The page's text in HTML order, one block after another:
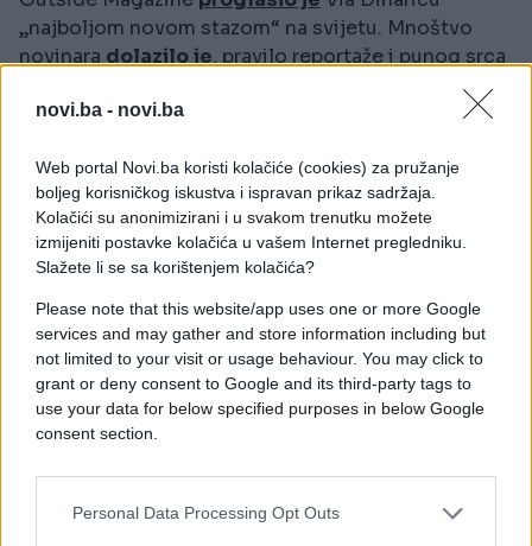
novi.ba - novi.ba
Web portal Novi.ba koristi kolačiće (cookies) za pružanje
boljeg korisničkog iskustva i ispravan prikaz sadržaja.
Kolačići su anonimizirani i u svakom trenutku možete
izmijeniti postavke kolačića u vašem Internet pregledniku.
Slažete li se sa korištenjem kolačića?
Please note that this website/app uses one or more Google
services and may gather and store information including but
not limited to your visit or usage behaviour. You may click to
grant or deny consent to Google and its third-party tags to
use your data for below specified purposes in below Google
consent section.
Personal Data Processing Opt Outs
„najboljom novom stazom“ na svijetu. Mnoštvo
novinaradolazilo je, pravilo reportaže i punog srca
se vraćalo u svoje matične zemlje. O turistima i
putnicima-namjernicima koje nerijetko sretnem u
oduševljeni onim što Via Dinarica ima za ponuditi,
pa bila to hrana, rijeke, jezera, planine, šume, ljudi ili
tradicionalna sela.
No, jedna od ključnih stvari, ako govorimo o
održivom razvoju i turizmu, jeste očuvanje i
pravilno raspolaganje tim resursima. Nažalost,
svjedoci smo postepenog uništavanja našeg
prirodnog blaga „za šaku dolara“ i bez ikakve
svijesti šta to može donijeti u budućnosti.
na padinama Bjelašnice, a iznad Trnova i
uništavanje poznatih lokacija na toj planini (Studen